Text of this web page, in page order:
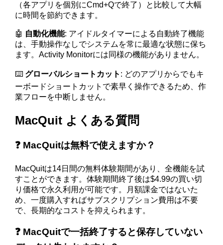
（各アプリを個別にCmd+Qで終了）と比較して大幅
に時間を節約できます。
🤖 自動化機能: アイドルタイマーによる自動終了機能
は、手動操作なしでシステムを常に最適な状態に保ち
ます。Activity Monitorには同様の機能がありません。
⌨️ グローバルショートカット : どのアプリからでもキ
ーボードショートカットで素早く操作できるため、作
業フローを中断しません。
MacQuit よくある質問
❓ MacQuitは無料で使えますか？
MacQuitは14日間の無料体験期間があり、全機能を試
すことができます。体験期間終了後は$4.99の買い切
り価格で永久利用が可能です。月額課金ではないた
め、一度購入すればサブスクリプション費用は不要
で、長期的なコストを抑えられます。
❓ MacQuitで一括終了すると保存していない